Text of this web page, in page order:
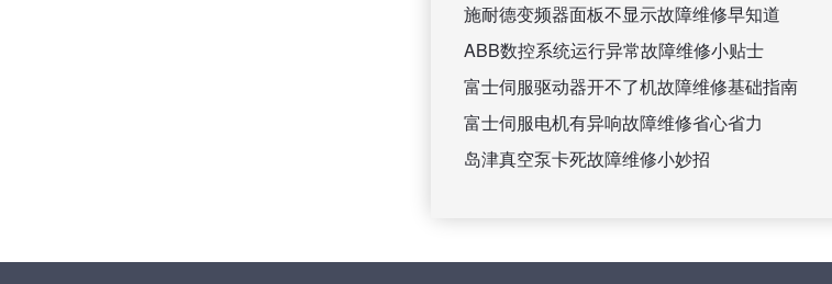
施耐德变频器面板不显示故障维修早知道
ABB数控系统运行异常故障维修小贴士
富士伺服驱动器开不了机故障维修基础指南
富士伺服电机有异响故障维修省心省力
岛津真空泵卡死故障维修小妙招